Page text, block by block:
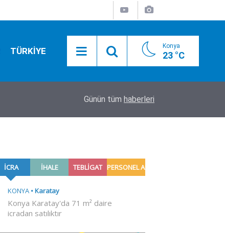
TÜRKİYE Konya
23 °C
Üsküdar Belediye Başkanvekili CHP’li Sibel
Günün tüm haberleri